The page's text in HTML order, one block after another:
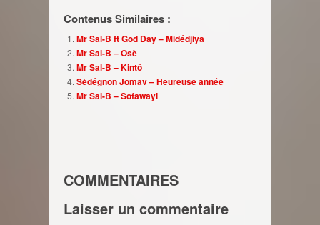
Contenus Similaires :
Mr Sal-B ft God Day – Midédjiya
Mr Sal-B – Osè
Mr Sal-B – Kintô
Sèdégnon Jomav – Heureuse année
Mr Sal-B – Sofawayi
COMMENTAIRES
Laisser un commentaire